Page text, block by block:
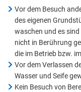
Vor dem Besuch
des eigenen
waschen und es
nicht in Berührung
die im Betrieb bzw.
Vor dem Verlassen
Wasser und Seife
Kein Besuch von